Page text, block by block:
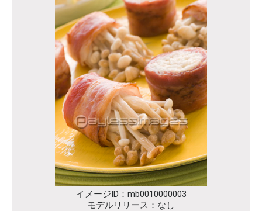
イメージID：mb0010000003
モデルリリース：なし